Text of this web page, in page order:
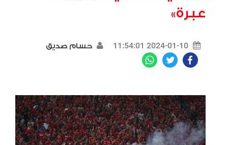
عبرة»
2024-01-10 11:54:01 حسام صديق
Facebook
Twitter